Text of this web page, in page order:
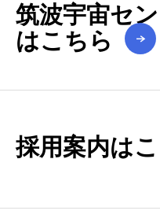
筑波宇宙セ
はこちら
採用案内は